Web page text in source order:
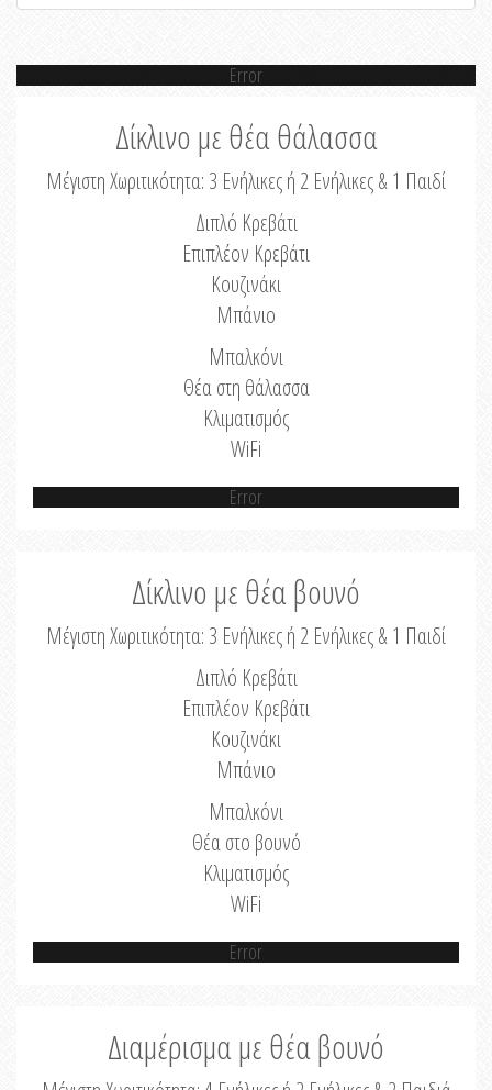
Error
Δίκλινο με θέα θάλασσα
Μέγιστη Χωριτικότητα: 3 Ενήλικες ή 2 Ενήλικες & 1 Παιδί
Διπλό Κρεβάτι
Επιπλέον Κρεβάτι
Κουζινάκι
Μπάνιο
Μπαλκόνι
Θέα στη θάλασσα
Κλιματισμός
WiFi
Error
Δίκλινο με θέα βουνό
Μέγιστη Χωριτικότητα: 3 Ενήλικες ή 2 Ενήλικες & 1 Παιδί
Διπλό Κρεβάτι
Επιπλέον Κρεβάτι
Κουζινάκι
Μπάνιο
Μπαλκόνι
Θέα στο βουνό
Κλιματισμός
WiFi
Error
Διαμέρισμα με θέα βουνό